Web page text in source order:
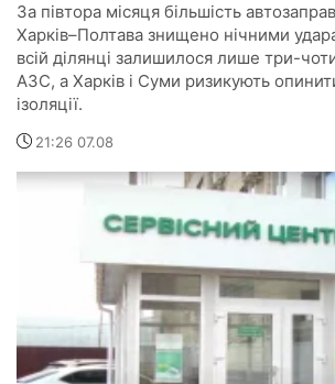
За півтора місяця більшість
Харків–Полтава знищено нічними
всій ділянці залишилося лише три-
АЗС, а Харків і Суми ризикують
ізоляції.
21:26 07.08